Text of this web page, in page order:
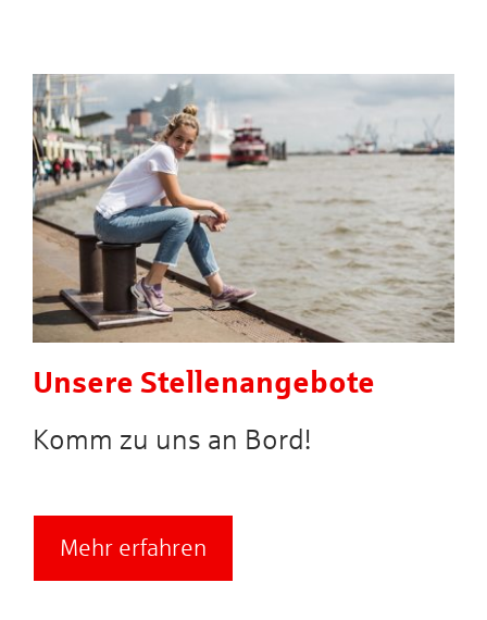
Unsere Stellenangebote
Komm zu uns an Bord!
Mehr erfahren